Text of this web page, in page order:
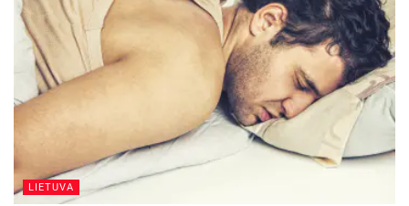
anksčiau jį stabdyti.
Šaltinis: Molėtų rajono savivaldybė
Žymos:
LIETUVA